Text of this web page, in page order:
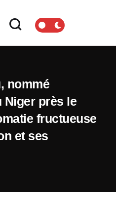
nommé
Niger près le
fructueuse
et ses